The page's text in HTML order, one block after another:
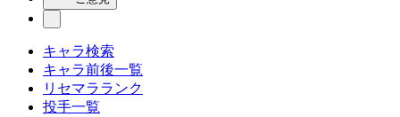
キャラ検索
キャラ前後一覧
リセマラランク
投手一覧